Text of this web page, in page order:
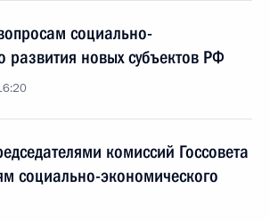
социально-
развития новых субъектов РФ
комиссий Госсовета
социально-экономического